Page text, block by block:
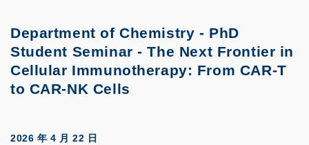
Department of Chemistry - PhD
Student Seminar - The Next Frontier in
Cellular Immunotherapy: From CAR-T
to CAR-NK Cells
2026 年 4 月 22 日